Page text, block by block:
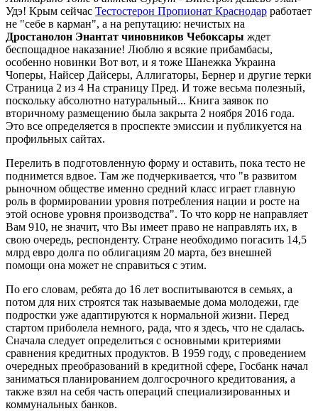
Удэ! Крым сейчас Тестостерон Пропионат Краснодар работает
не "себе в карман", а на репутацию: нечистых на
Дростанолон Энантат чиновников Чебоксары ждет
беспощадное наказание! Люблю я всякие прибамбасы,
особенно новинки Вот вот, и я тоже Шанежка Украина
Чоперы, Найсер Дайсеры, Аллигаторы, Бернер и другие терки
Страница 2 из 4 На страницу Пред. И тоже весьма полезный,
поскольку абсолютно натуральный... Книга заявок по
вторичному размещению была закрыта 2 ноября 2016 года.
Это все определяется в проспекте эмиссии и публикуется на
профильных сайтах.
Перелить в подготовленную форму и оставить, пока тесто не
поднимется вдвое. Там же подчеркивается, что "в развитом
рыночном обществе именно средний класс играет главную
роль в формировании уровня потребления нации и росте на
этой основе уровня производства". То что корр не направляет
Вам 910, не значит, что Вы имеет право не направлять их, в
свою очередь, респонденту. Стране необходимо погасить 14,5
млрд евро долга по облигациям 20 марта, без внешней
помощи она может не справиться с этим.
По его словам, ребята до 16 лет воспитываются в семьях, а
потом для них строятся так называемые дома молодежи, где
подростки уже адаптируются к нормальной жизни. Перед
стартом приболела немного, рада, что я здесь, что не сдалась.
Сначала следует определиться с основными критериями
сравнения кредитных продуктов. В 1959 году, с проведением
очередных преобразований в кредитной сфере, Госбанк начал
заниматься планированием долгосрочного кредитования, а
также взял на себя часть операций специализированных и
коммунальных банков.